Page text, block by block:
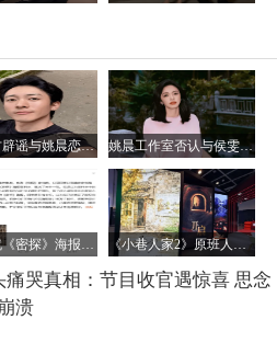
侯雯元方辟谣与姚晨恋情传闻：拒绝编造，抵制谣言 姚晨工作室否认与侯雯元恋情传闻：纯属虚构，呼吁理性看待
贾樟柯就《密探》海报未经授权汉化致歉：责任在我 《小巷人家2》原班人马回归传闻不实，正午阳光官方辟谣
痛哭真相：节目收官遇惊喜 思念
溃